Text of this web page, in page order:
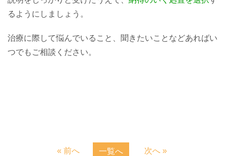
るようにしましょう。
治療に際して悩んでいること、聞きたいことなどあればい
つでもご相談ください。
« 前へ 一覧へ 次へ »